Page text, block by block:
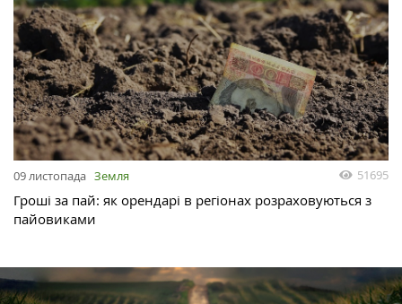
09 листопада Земля 51695
Гроші за пай: як орендарі в регіонах розраховуються з
пайовиками